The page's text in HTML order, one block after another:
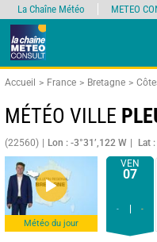
Accueil France Bretagne
MÉTÉO VILLE
(22560) Lon : -3°31’,122 W Lat
Météo du jour
VEN
07
- -
La Chaîne Météo METEO